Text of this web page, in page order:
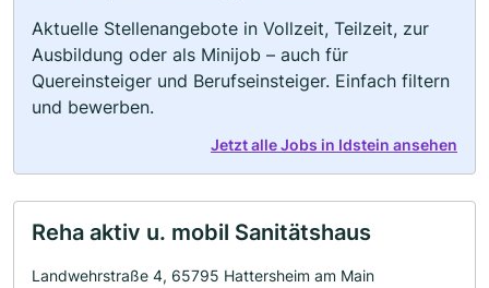
Aktuelle Stellenangebote in Vollzeit, Teilzeit, zur
Ausbildung oder als Minijob – auch für
Quereinsteiger und Berufseinsteiger. Einfach filtern
und bewerben.
Jetzt alle Jobs in Idstein ansehen
Reha aktiv u. mobil Sanitätshaus
Landwehrstraße 4, 65795 Hattersheim am Main